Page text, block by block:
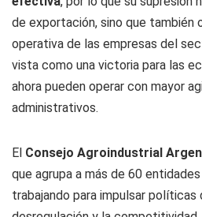
de exportación, sino que también
operativa de las empresas del
vista como una victoria para las
ahora pueden operar con mayor
administrativos.
El Consejo Agroindustrial
que agrupa a más de 60
trabajando para impulsar políticas